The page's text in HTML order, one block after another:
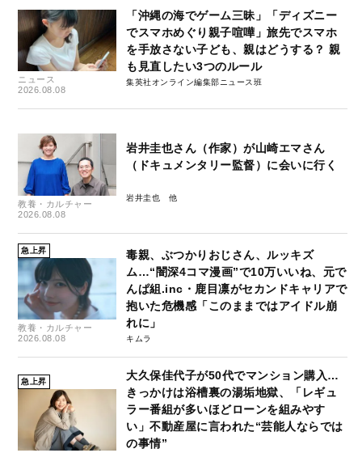
ニュース
2026.08.08
「沖縄の海でゲーム三昧」「ディズニー
でスマホめぐり親子喧嘩」旅先でスマホ
を手放さない子ども、親はどうする？ 親
も見直したい3つのルール
集英社オンライン編集部ニュース班
教養・カルチャー
2026.08.08
岩井圭也さん（作家）が山崎エマさん
（ドキュメンタリー監督）に会いに行く
岩井圭也
急上昇
教養・カルチャー
2026.08.08
毒親、ぶつかりおじさん、ルッキズ
ム…“闇深4コマ漫画”で10万いいね、元で
んぱ組.inc・鹿目凛がセカンドキャリアで
抱いた危機感「このままではアイドル崩
れに」
キムラ
急上昇
大久保佳代子が50代でマンション購入…
きっかけは浴槽裏の湯垢地獄、「レギュ
ラー番組が多いほどローンを組みやす
い」不動産屋に言われた“芸能人ならでは
の事情”